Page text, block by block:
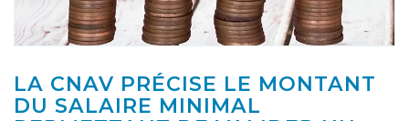
LA CNAV PRÉCISE LE MONTANT
DU SALAIRE MINIMAL